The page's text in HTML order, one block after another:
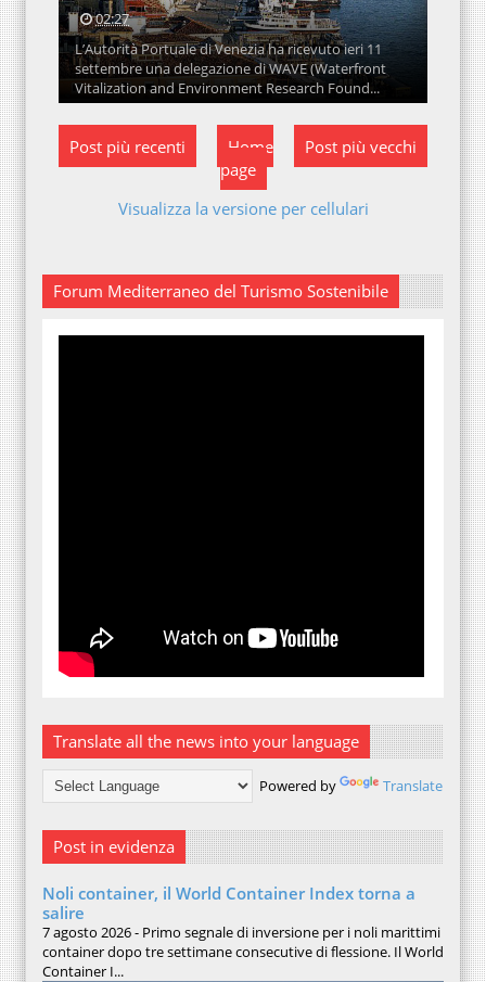
02:27
L’Autorità Portuale di Venezia ha ricevuto ieri 11
settembre una delegazione di WAVE (Waterfront
Vitalization and Environment Research Found...
Post più recenti Post più vecchi
Home
page
Visualizza la versione per cellulari
Forum Mediterraneo del Turismo Sostenibile
Translate all the news into your language
Powered by Translate
Post in evidenza
Noli container, il World Container Index torna a
salire
7 agosto 2026 - Primo segnale di inversione per i noli marittimi
container dopo tre settimane consecutive di flessione. Il World
Container I...